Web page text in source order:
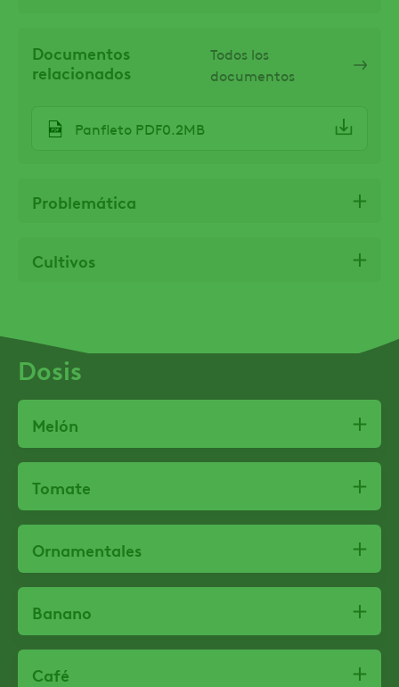
Documentos
relacionados
Todos los
documentos
Panfleto PDF0.2MB
Problemática
Cultivos
Dosis
Melón
Tomate
Ornamentales
Banano
Café